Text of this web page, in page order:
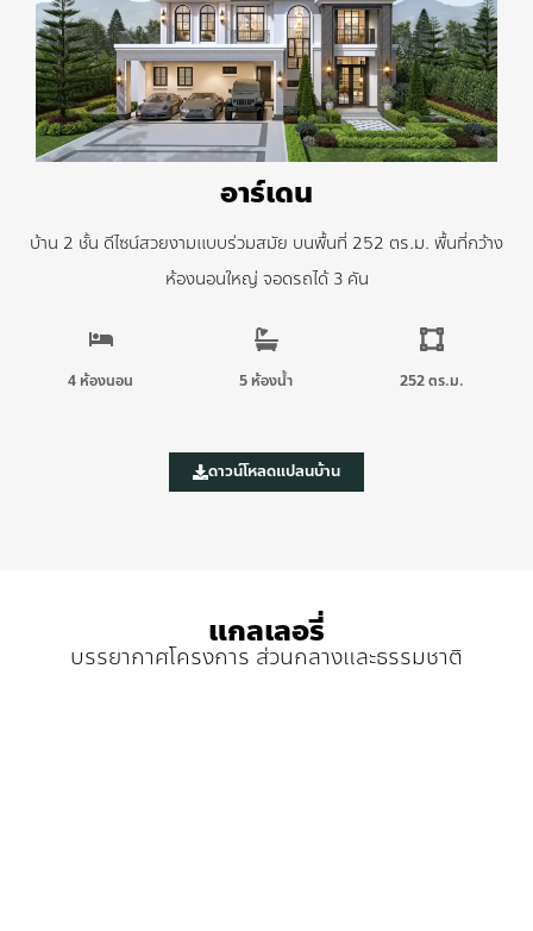
อาร์เดน
บ้าน 2 ชั้น ดีไซน์สวยงามแบบร่วมสมัย บนพื้นที่ 252 ตร.ม. พื้นที่กว้าง
ห้องนอนใหญ่ จอดรถได้ 3 คัน
4 ห้องนอน 5 ห้องน้ำ 252 ตร.ม.
ดาวน์โหลดแปลนบ้าน
แกลเลอรี่
บรรยากาศโครงการ ส่วนกลางและธรรมชาติ